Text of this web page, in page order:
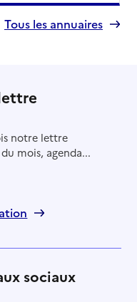
Tous les annuaires
notre lettre
mois, agenda...
sociaux